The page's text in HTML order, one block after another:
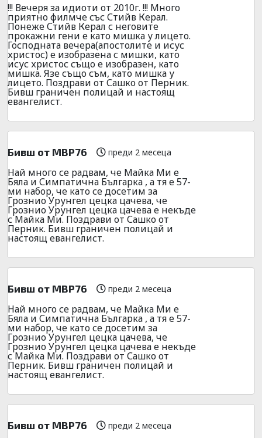
!!! Вечеря за идиоти от 2010г. !!! Много
приятно филмче със Стийв Керал.
Понеже Стийв Керал с неговите
прокажни гени е като мишка у лицето.
Господната вечера(апостолите и исус
христос) е изобразена с мишки, като
исус христос също е изобразен, като
мишка. Язе също съм, като мишка у
лицето. Поздрави от Сашко от Перник.
Бивш граничен полицай и настоящ
евангелист.
Бивш от МВР76 преди 2 месеца
Най много се радвам, че Майка Ми е
Бяла и Симпатична Българка , а тя е 57-
ми набор, че като се досетим за
Грознио Урунгел цецка цачева, че
Грознио Урунгел цецка цачева е некъде
с Майка Ми. Поздрави от Сашко от
Перник. Бивш граничен полицай и
настоящ евангелист.
Бивш от МВР76 преди 2 месеца
Най много се радвам, че Майка Ми е
Бяла и Симпатична Българка , а тя е 57-
ми набор, че като се досетим за
Грознио Урунгел цецка цачева, че
Грознио Урунгел цецка цачева е некъде
с Майка Ми. Поздрави от Сашко от
Перник. Бивш граничен полицай и
настоящ евангелист.
Бивш от МВР76 преди 2 месеца